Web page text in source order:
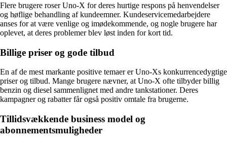
Flere brugere roser Uno-X for deres hurtige respons på henvendelser
og høflige behandling af kundeemner. Kundeservicemedarbejdere
anses for at være venlige og imødekommende, og nogle brugere har
oplevet, at deres problemer blev løst inden for kort tid.
Billige priser og gode tilbud
En af de mest markante positive temaer er Uno-Xs konkurrencedygtige
priser og tilbud. Mange brugere nævner, at Uno-X ofte tilbyder billig
benzin og diesel sammenlignet med andre tankstationer. Deres
kampagner og rabatter får også positiv omtale fra brugerne.
Tillidsvækkende business model og
abonnementsmuligheder